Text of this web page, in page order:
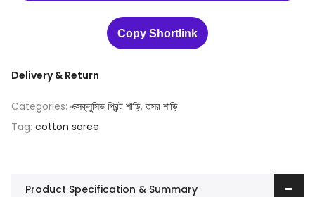
Copy Shortlink
Delivery & Return
Categories: এক্সক্লুসিভ প্রিন্ট শাড়ি,তসর শাড়ি
Tag: cotton saree
Product Specification & Summary